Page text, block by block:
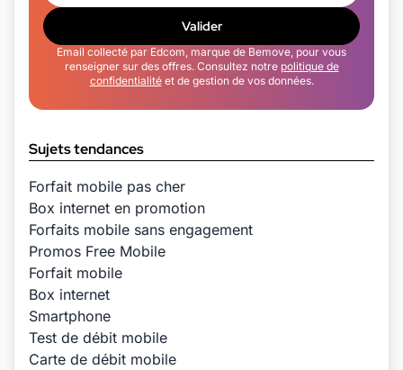
Valider
Email collecté par Edcom, marque de Bemove, pour vous
renseigner sur des offres. Consultez notre politique de
confidentialitéet de gestion de vos données.
Sujets tendances
Forfait mobile pas cher
Box internet en promotion
Forfaits mobile sans engagement
Promos Free Mobile
Forfait mobile
Box internet
Smartphone
Test de débit mobile
Carte de débit mobile